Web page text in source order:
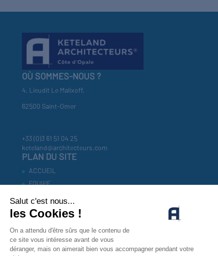
OÙ SOMMES-NOUS ?
4, Lieudit Le Malixoff,
62500 Saint-Omer
+33 (0)3 61 51 04 25
keteland@architecteurs.com
PLAN DU SITE
ACCUEIL
EQUIPE
RÉFÉRENCES
INVESTISSEURS
CONTACT
MENTIONS LEGALES